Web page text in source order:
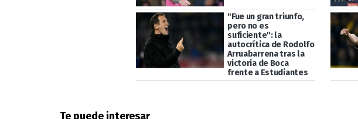
"Fue un gran triunfo,
pero no es
suficiente": la
autocrítica de Rodolfo
Arruabarrena tras la
victoria de Boca
frente a Estudiantes